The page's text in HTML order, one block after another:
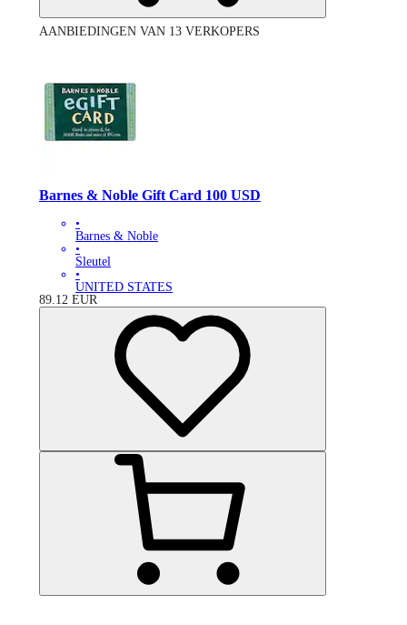
AANBIEDINGEN VAN 13 VERKOPERS
Barnes & Noble Gift Card 100 USD
•
Barnes & Noble
•
Sleutel
•
UNITED STATES
89.12 EUR